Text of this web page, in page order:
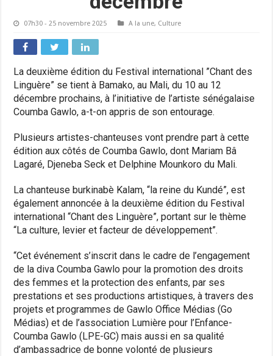
07h30 - 25 novembre 2025 A la une, Culture
La deuxième édition du Festival international ”Chant des
Linguère” se tient à Bamako, au Mali, du 10 au 12
décembre prochains, à l’initiative de l’artiste sénégalaise
Coumba Gawlo, a-t-on appris de son entourage.
Plusieurs artistes-chanteuses vont prendre part à cette
édition aux côtés de Coumba Gawlo, dont Mariam Bâ
Lagaré, Djeneba Seck et Delphine Mounkoro du Mali.
La chanteuse burkinabè Kalam, “la reine du Kundé”, est
également annoncée à la deuxième édition du Festival
international “Chant des Linguère”, portant sur le thème
“La culture, levier et facteur de développement”.
“Cet événement s’inscrit dans le cadre de l’engagement
de la diva Coumba Gawlo pour la promotion des droits
des femmes et la protection des enfants, par ses
prestations et ses productions artistiques, à travers des
projets et programmes de Gawlo Office Médias (Go
Médias) et de l’association Lumière pour l’Enfance-
Coumba Gawlo (LPE-GC) mais aussi en sa qualité
d’ambassadrice de bonne volonté de plusieurs